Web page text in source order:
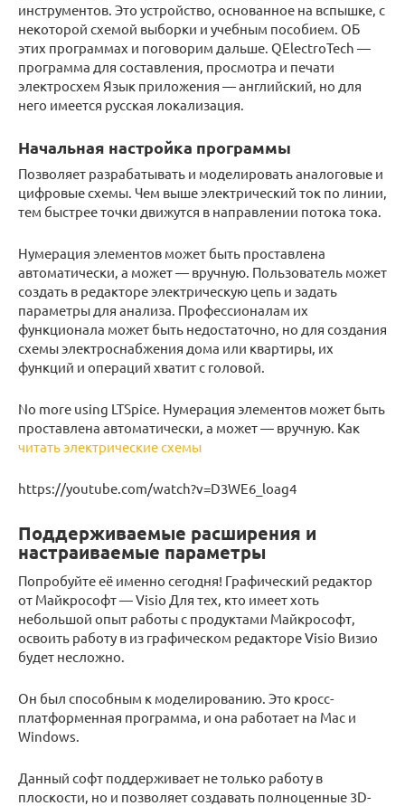
инструментов. Это устройство, основанное на вспышке, с
некоторой схемой выборки и учебным пособием. ОБ
этих программах и поговорим дальше. QElectroTech —
программа для составления, просмотра и печати
электросхем Язык приложения — английский, но для
него имеется русская локализация.
Начальная настройка программы
Позволяет разрабатывать и моделировать аналоговые и
цифровые схемы. Чем выше электрический ток по линии,
тем быстрее точки движутся в направлении потока тока.
Нумерация элементов может быть проставлена
автоматически, а может — вручную. Пользователь может
создать в редакторе электрическую цепь и задать
параметры для анализа. Профессионалам их
функционала может быть недостаточно, но для создания
схемы электроснабжения дома или квартиры, их
функций и операций хватит с головой.
No more using LTSpice. Нумерация элементов может быть
проставлена автоматически, а может — вручную. Как
читать электрические схемы
https://youtube.com/watch?v=D3WE6_loag4
Поддерживаемые расширения и
настраиваемые параметры
Попробуйте её именно сегодня! Графический редактор
от Майкрософт — Visio Для тех, кто имеет хоть
небольшой опыт работы с продуктами Майкрософт,
освоить работу в из графическом редакторе Visio Визио
будет несложно.
Он был способным к моделированию. Это кросс-
платформенная программа, и она работает на Mac и
Windows.
Данный софт поддерживает не только работу в
плоскости, но и позволяет создавать полноценные 3D-